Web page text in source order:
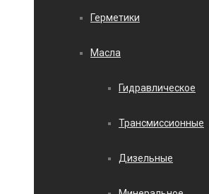
Герметики
Масла
Гидравлическое
Трансмиссионные
Дизельные